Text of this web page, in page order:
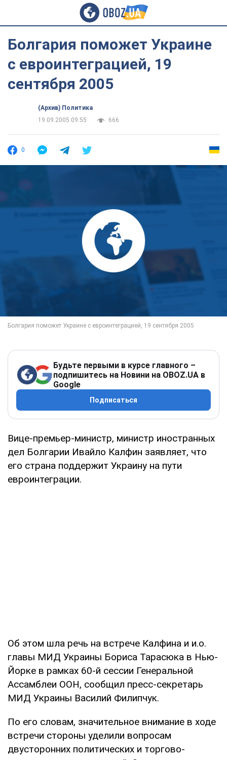
Болгария поможет Украине
с евроинтеграцией, 19
сентября 2005
(Архив) Политика
19.09.2005 09:55
666
0
Будьте первыми в курсе главного –
подпишитесь на Новини на OBOZ.UA в
Google
Подписаться
Вице-премьер-министр, министр иностранных
дел Болгарии Ивайло Калфин заявляет, что
его страна поддержит Украину на пути
евроинтеграции.
Об этом шла речь на встрече Калфина и и.о.
главы МИД Украины Бориса Тарасюка в Нью-
Йорке в рамках 60-й сессии Генеральной
Ассамблеи ООН, сообщил пресс-секретарь
МИД Украины Василий Филипчук.
По его словам, значительное внимание в ходе
встречи стороны уделили вопросам
двусторонних политических и торгово-